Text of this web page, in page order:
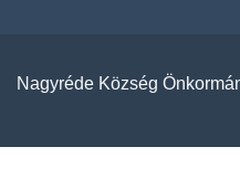
Nagyréde Község